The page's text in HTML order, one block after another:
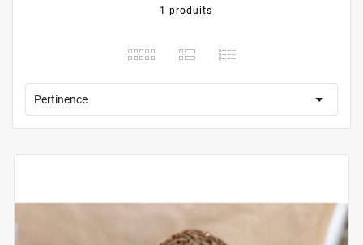
1 produits
Pertinence 